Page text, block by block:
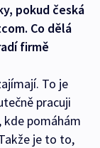
pokud česká
Co dělá
firmě
To je
pracuji
pomáhám
je to to,